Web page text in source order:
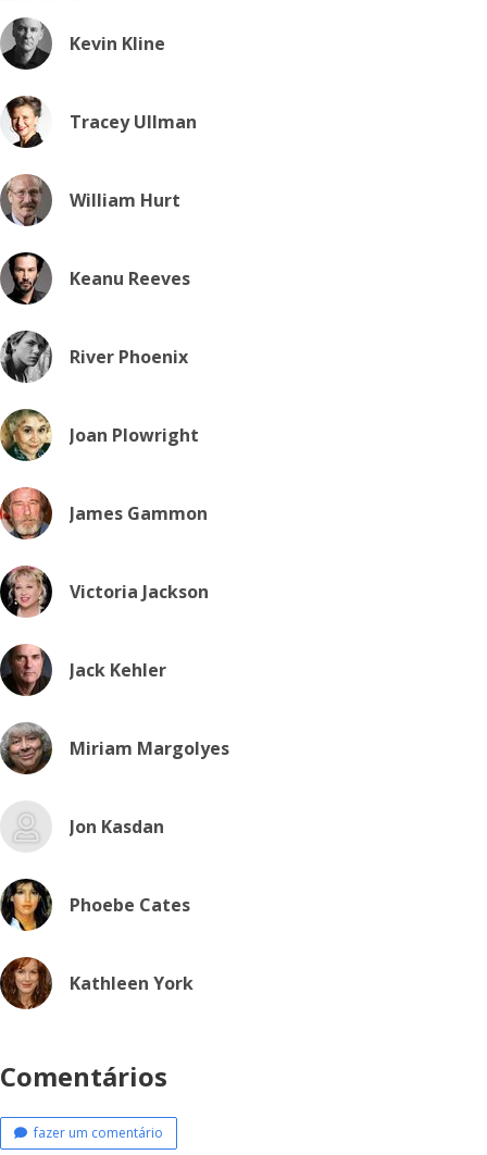
Kevin Kline
Tracey Ullman
William Hurt
Keanu Reeves
River Phoenix
Joan Plowright
James Gammon
Victoria Jackson
Jack Kehler
Miriam Margolyes
Jon Kasdan
Phoebe Cates
Kathleen York
Comentários
fazer um comentário